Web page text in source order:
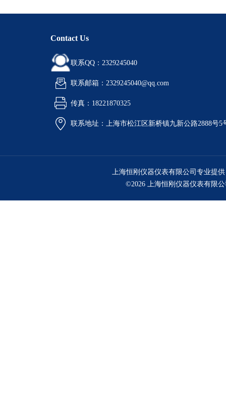
Contact Us
联系QQ：2329245040
联系邮箱：2329245040@qq.com
传真：18221870325
联系地址：上海市松江区新桥镇九新公路2888号5
上海恒刚仪器仪表有限公司专业提
©2026 上海恒刚仪器仪表有限